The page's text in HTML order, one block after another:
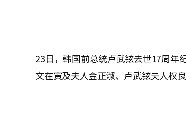
23日，韩国前总统卢武铉去世17周年
文在寅及夫人金正淑、卢武铉夫人权